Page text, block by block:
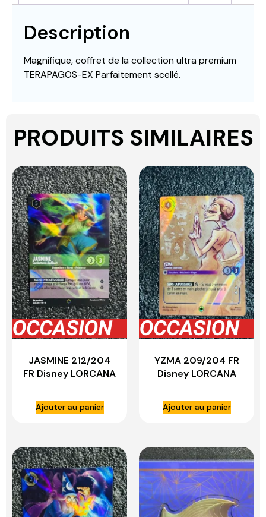
Description
Magnifique, coffret de la collection ultra premium
TERAPAGOS-EX Parfaitement scellé.
PRODUITS SIMILAIRES
JASMINE 212/204
FR Disney LORCANA
Ajouter au panier
YZMA 209/204 FR
Disney LORCANA
Ajouter au panier